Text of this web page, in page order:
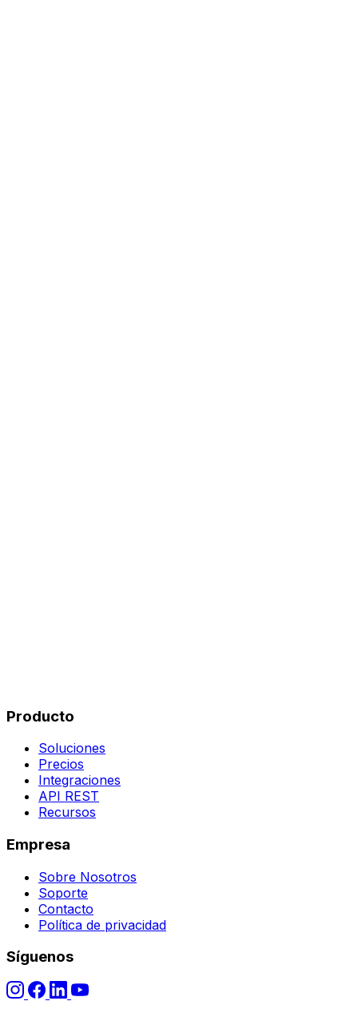
Producto
Soluciones
Precios
Integraciones
API REST
Recursos
Empresa
Sobre Nosotros
Soporte
Contacto
Política de privacidad
Síguenos